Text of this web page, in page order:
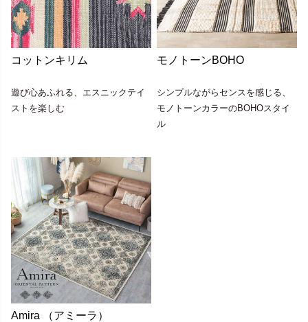
コットンキリム
遊び心あふれる、エスニックテイ
ストを楽しむ
モノトーンBOHO
シンプルながらセンスを感じる、
モノトーンカラーのBOHOスタイ
ル
Amira （アミーラ）